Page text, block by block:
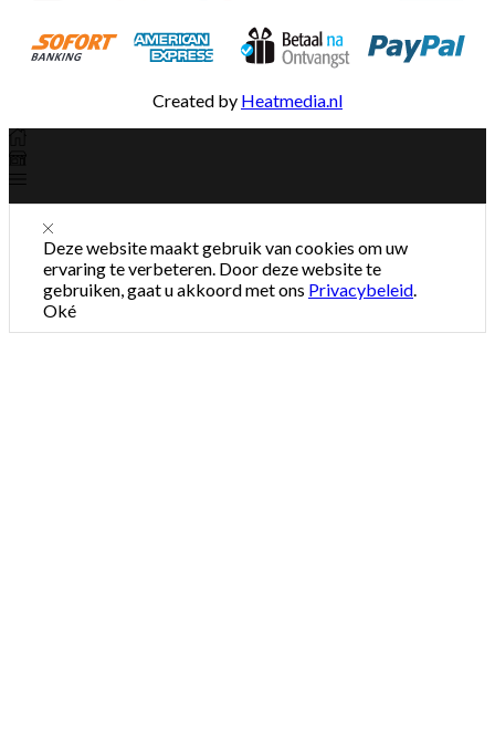
Created by Heatmedia.nl
Deze website maakt gebruik van cookies om uw
ervaring te verbeteren. Door deze website te
gebruiken, gaat u akkoord met ons Privacybeleid
Oké